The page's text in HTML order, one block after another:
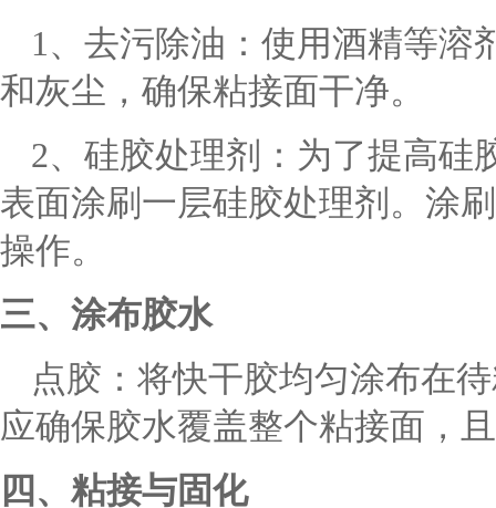
1、去污除油：使用酒精等溶
和灰尘，确保粘接面干净。
2、硅胶处理剂：为了提高硅
表面涂刷一层硅胶处理剂。涂
操作。
三、涂布胶水
点胶：将快干胶均匀涂布在
应确保胶水覆盖整个粘接面，
四、粘接与固化